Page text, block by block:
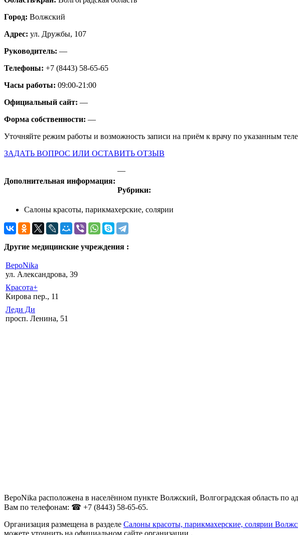
Город: Волжский
Адрес: ул. Дружбы, 107
Руководитель: —
Телефоны: +7 (8443) 58-65-65
Часы работы: 09:00-21:00
Официальный сайт: —
Форма собственности: —
Уточняйте режим работы и возможность записи на приём к врачу по указанным
ЗАДАТЬ ВОПРОС ИЛИ ОСТАВИТЬ ОТЗЫВ
Дополнительная информация:
—
Рубрики:
Салоны красоты, парикмахерские, солярии
Другие медицинские учреждения :
ВероNika
ул. Александрова, 39
Красота+
Кирова пер., 11
Леди Ди
просп. Ленина, 51
ВероNika расположена в населённом пункте Волжский, Волгоградская область по
Вам по телефонам: ☎ +7 (8443) 58-65-65.
Организация размещена в разделе Салоны красоты, парикмахерские, солярии